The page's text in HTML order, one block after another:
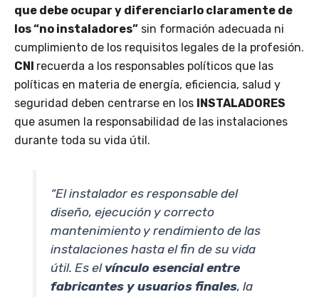
que debe ocupar y diferenciarlo claramente de
los “no instaladores” sin formación adecuada ni
cumplimiento de los requisitos legales de la profesión.
CNI recuerda a los responsables políticos que las
políticas en materia de energía, eficiencia, salud y
seguridad deben centrarse en los
INSTALADORES
que asumen la responsabilidad de las instalaciones
durante toda su vida útil.
“El instalador es responsable del
diseño, ejecución y correcto
mantenimiento y rendimiento de las
instalaciones hasta el fin de su vida
útil. Es el vínculo esencial entre
fabricantes y usuarios finales, la